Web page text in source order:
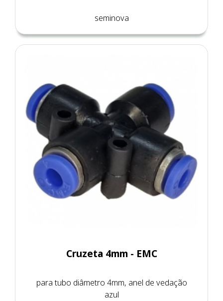
seminova
Cruzeta 4mm - EMC
para tubo diâmetro 4mm, anel de vedação
azul